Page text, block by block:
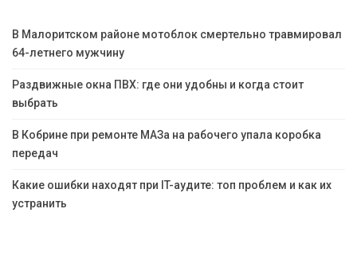
В Малоритском районе мотоблок смертельно травмировал
64-летнего мужчину
Раздвижные окна ПВХ: где они удобны и когда стоит
выбрать
В Кобрине при ремонте МАЗа на рабочего упала коробка
передач
Какие ошибки находят при IT-аудите: топ проблем и как их
устранить